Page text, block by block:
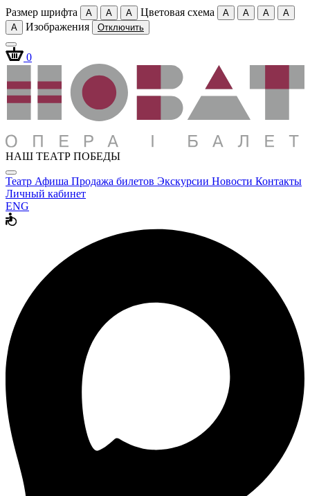
Размер шрифта A A A Цветовая схема A A A
A
A
Изображения Отключить
0
НАШ ТЕАТР ПОБЕДЫ
Театр Афиша Продажа билетов Экскурсии Новости Контакты
Личный кабинет
ENG